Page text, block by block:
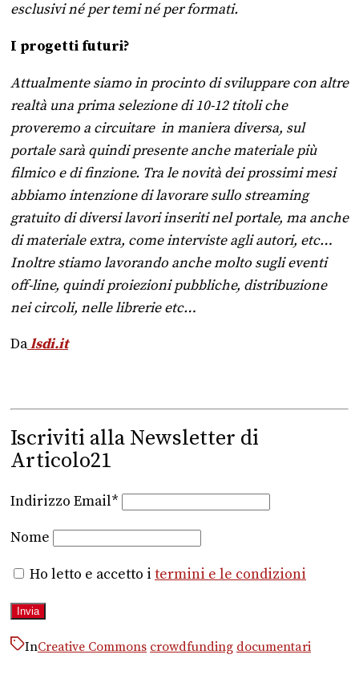
esclusivi né per temi né per formati.
I progetti futuri?
Attualmente siamo in procinto di sviluppare con altre
realtà una prima selezione di 10-12 titoli che
proveremo a circuitare in maniera diversa, sul
portale sarà quindi presente anche materiale più
filmico e di finzione. Tra le novità dei prossimi mesi
abbiamo intenzione di lavorare sullo streaming
gratuito di diversi lavori inseriti nel portale, ma anche
di materiale extra, come interviste agli autori, etc…
Inoltre stiamo lavorando anche molto sugli eventi
off-line, quindi proiezioni pubbliche, distribuzione
nei circoli, nelle librerie etc…
Dalsdi.it
Iscriviti alla Newsletter di
Articolo21
Indirizzo Email*
Nome
Ho letto e accetto i termini e le condizioni
InCreative Commons crowdfunding documentari